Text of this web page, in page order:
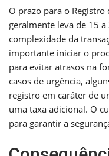
O prazo para o
geralmente leva de 15
complexidade da
importante iniciar o
para evitar atrasos na
casos de urgência,
registro em caráter de
uma taxa adicional. O
para garantir a